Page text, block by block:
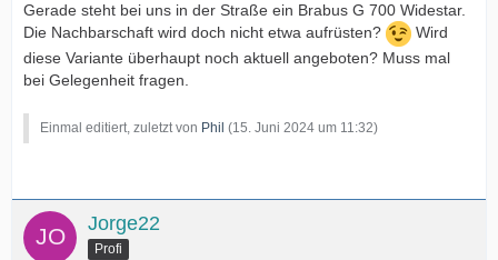
Gerade steht bei uns in der Straße ein Brabus G 700 Widestar.
Die Nachbarschaft wird doch nicht etwa aufrüsten?
Wird
diese Variante überhaupt noch aktuell angeboten? Muss mal
bei Gelegenheit fragen.
Einmal editiert, zuletzt von Phil (15. Juni 2024 um 11:32)
Jorge22
Profi